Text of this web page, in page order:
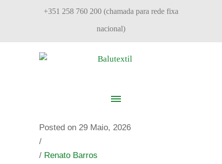
+351 258 760 200 (chamada para rede fixa
nacional)
Posted on 29 Maio, 2026
/
/ Renato Barros